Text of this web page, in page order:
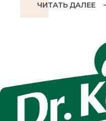
ЧИТАТЬ ДАЛЕЕ